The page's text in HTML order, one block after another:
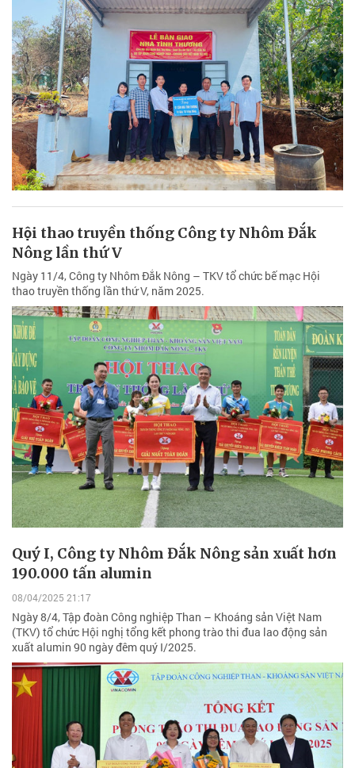
Hội thao truyền thống Công ty Nhôm Đắk
Nông lần thứ V
Ngày 11/4, Công ty Nhôm Đắk Nông – TKV tổ chức bế mạc Hội
thao truyền thống lần thứ V, năm 2025.
Quý I, Công ty Nhôm Đắk Nông sản xuất hơn
190.000 tấn alumin
08/04/2025 21:17
Ngày 8/4, Tập đoàn Công nghiệp Than – Khoáng sản Việt Nam
(TKV) tổ chức Hội nghị tổng kết phong trào thi đua lao động sản
xuất alumin 90 ngày đêm quý I/2025.